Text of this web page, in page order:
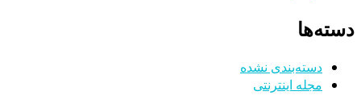
دسته‌ها
دسته‌بندی نشده
مجله اینترنتی